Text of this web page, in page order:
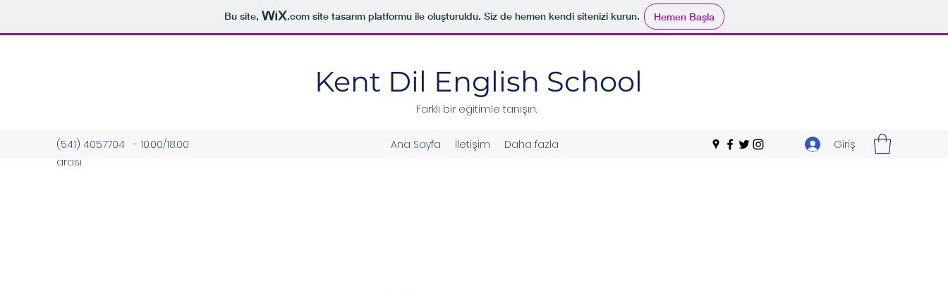
Bu site, .comsite tasarım platformu ile oluşturuldu. Siz de hemen kendi sitenizi kurun. Hemen Başla
Kent Dil English School
Farklı bir eğitimle tanışın.
(541) 4057704 - 10.00/18.00
arası
Ana Sayfa İletişim Daha fazla Giriş